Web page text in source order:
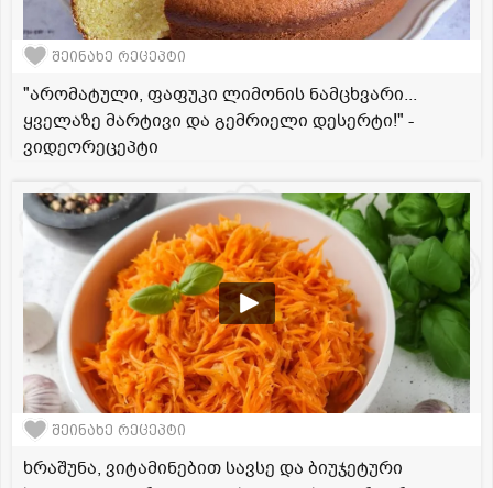
შეინახე რეცეპტი
"არომატული, ფაფუკი ლიმონის ნამცხვარი...
ყველაზე მარტივი და გემრიელი დესერტი!" -
ვიდეორეცეპტი
შეინახე რეცეპტი
ხრაშუნა, ვიტამინებით სავსე და ბიუჯეტური